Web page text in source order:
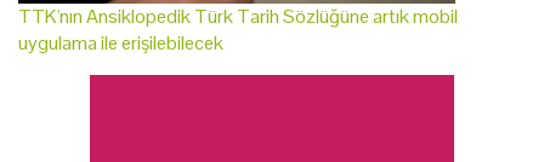
TTK'nın Ansiklopedik Türk Tarih Sözlüğüne artık mobil
uygulama ile erişilebilecek